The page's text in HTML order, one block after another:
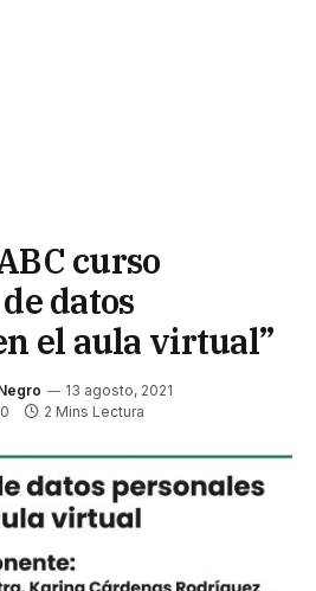
curso
datos
el aula virtual”
13 agosto, 2021
0 2 Mins Lectura